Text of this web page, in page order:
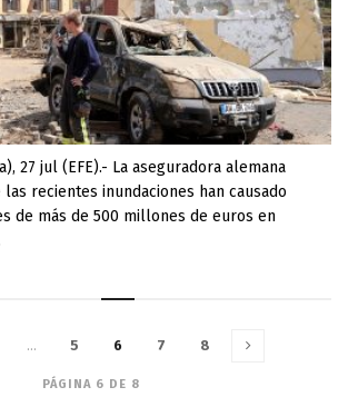
27 jul (EFE).- La aseguradora alemana
recientes inundaciones han causado
de más de 500 millones de euros en
PÁGINA 6 DE 8
… 5 6 7 8